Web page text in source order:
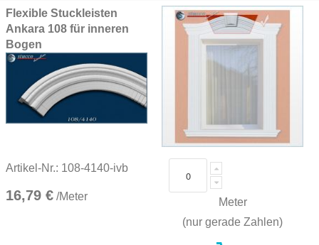
Grouped
product
items
Flexible Stuckleisten
Ankara 108 für inneren
Bogen
Artikel-Nr.: 108-4140-ivb
16,79 € /Meter
Meter
(nur gerade Zahlen)